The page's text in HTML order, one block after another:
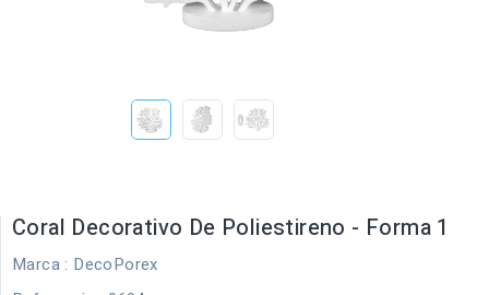
Coral Decorativo De Poliestireno - Forma 1
Marca : DecoPorex